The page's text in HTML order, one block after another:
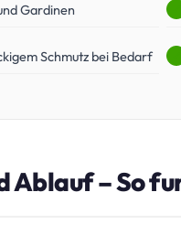
Gardinen
Schmutz bei Bedarf
Ablauf – So